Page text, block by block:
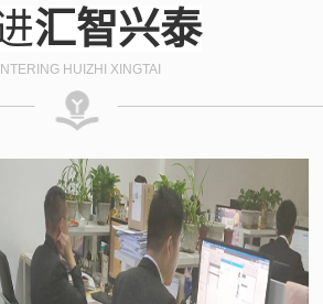
汇智兴泰
HUIZHI XINGTAI